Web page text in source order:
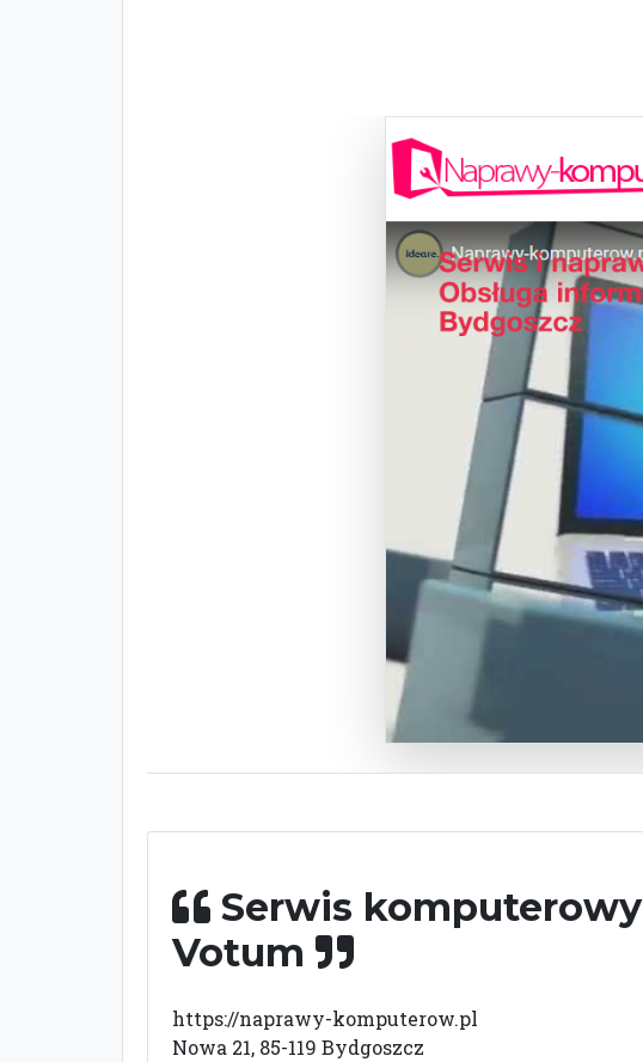
Serwis komputerowy
Votum
https://naprawy-komputerow.pl
Nowa 21, 85-119 Bydgoszcz